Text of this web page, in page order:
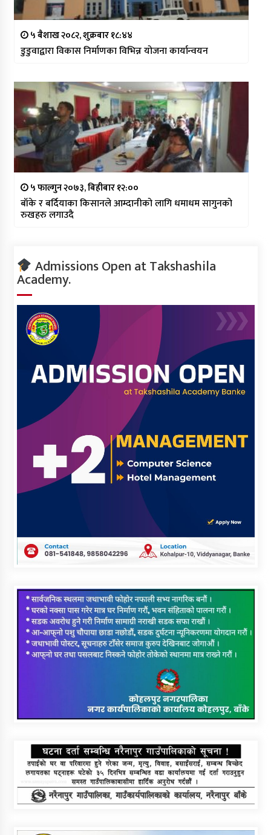
५ बैशाख २०८२, शुक्रबार १८:४४
डुडुवाद्वारा विकास निर्माणका विभिन्न योजना कार्यान्वयन
५ फाल्गुन २०७३, बिहीबार १२:००
बाँके र बर्दियाका किसानले आम्दानीको लागि धमाधम सागुनको
रुखहरु लगाउदै
Admissions Open at Takshashila
Academy.